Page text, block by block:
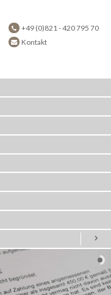
+49 (0)821 - 420 795 70
Kontakt